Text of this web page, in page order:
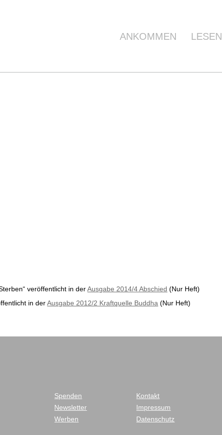
ANKOMMEN LESEN
veröffentlicht in derAusgabe 2014/4 Abschied (Nur Heft)
in derAusgabe 2012/2 Kraftquelle Buddha (Nur Heft)
Spenden
Newsletter
Werben
Kontakt
Impressum
Datenschutz